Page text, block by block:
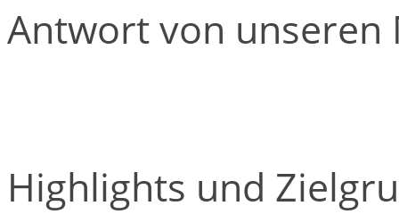
Antwort von unseren
Highlights und